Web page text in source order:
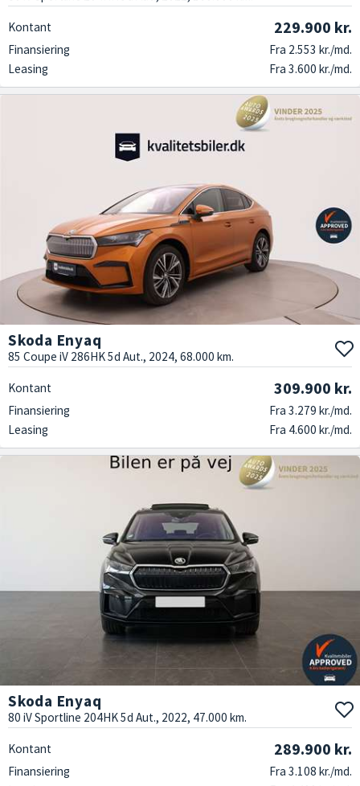
Kontant 229.900 kr.
Finansiering
Fra 2.553 kr./md.
Leasing
Fra 3.600 kr./md.
Skoda Enyaq
85 Coupe iV 286HK 5d Aut., 2024, 68.000 km.
Kontant 309.900 kr.
Finansiering
Fra 3.279 kr./md.
Leasing
Fra 4.600 kr./md.
Skoda Enyaq
80 iV Sportline 204HK 5d Aut., 2022, 47.000 km.
Kontant 289.900 kr.
Finansiering
Fra 3.108 kr./md.